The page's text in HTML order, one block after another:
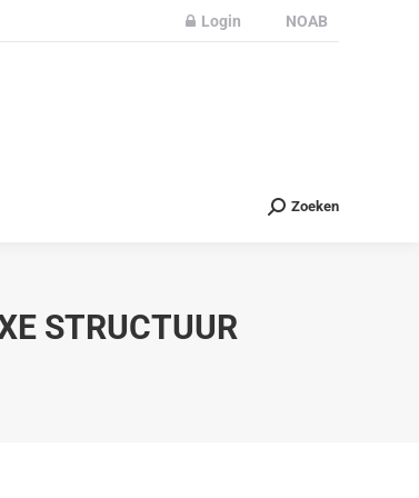
Login NOAB
Zoeken
STRUCTUUR
Nieuws Contact Zoeken